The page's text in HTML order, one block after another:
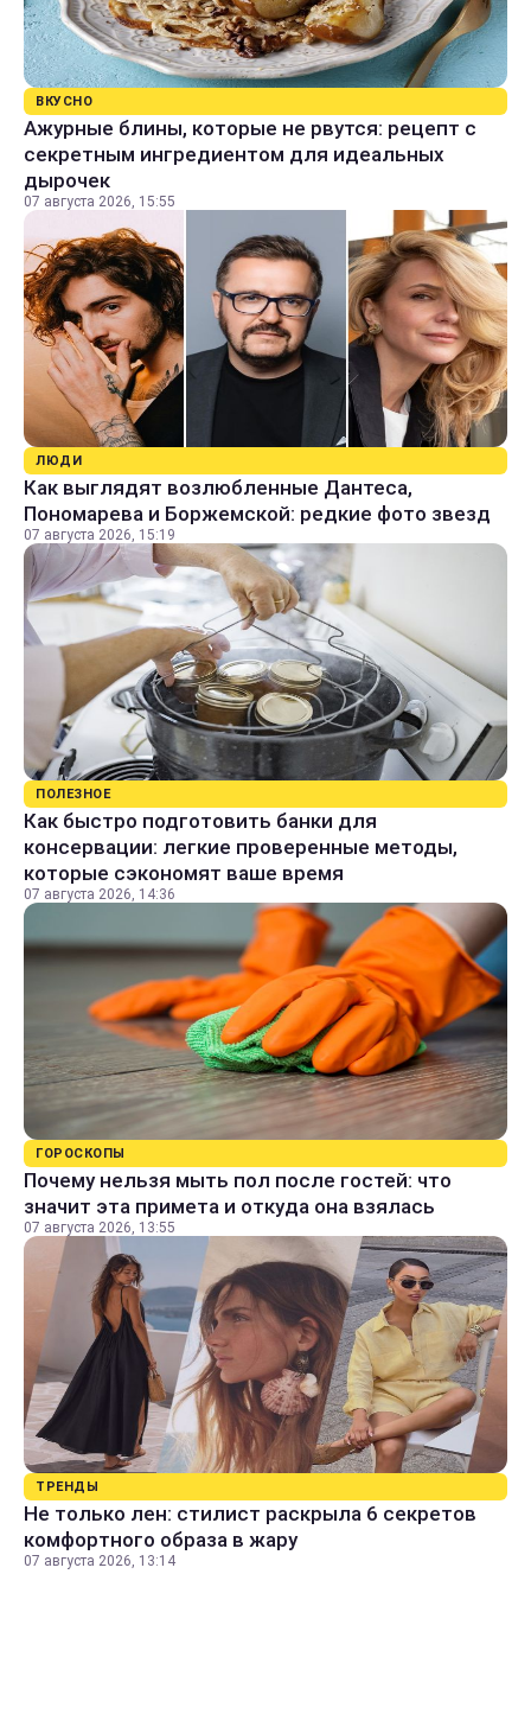
ВКУСНО
Ажурные блины, которые не рвутся: рецепт с
секретным ингредиентом для идеальных
дырочек
07 августа 2026, 15:55
ЛЮДИ
Как выглядят возлюбленные Дантеса,
Пономарева и Боржемской: редкие фото звезд
07 августа 2026, 15:19
ПОЛЕЗНОЕ
Как быстро подготовить банки для
консервации: легкие проверенные методы,
которые сэкономят ваше время
07 августа 2026, 14:36
ГОРОСКОПЫ
Почему нельзя мыть пол после гостей: что
значит эта примета и откуда она взялась
07 августа 2026, 13:55
ТРЕНДЫ
Не только лен: стилист раскрыла 6 секретов
комфортного образа в жару
07 августа 2026, 13:14